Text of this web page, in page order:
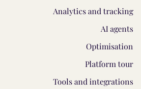
Analytics and tracking
AI agents
Optimisation
Platform tour
Tools and integrations